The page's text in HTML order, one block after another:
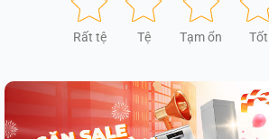
Rất tệ Tệ Tạm ổn Tốt